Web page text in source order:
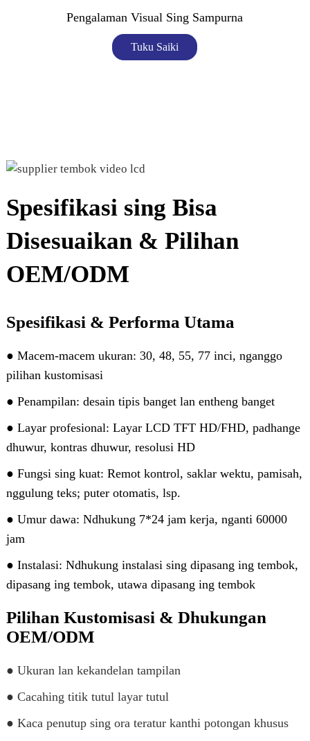
Pengalaman Visual Sing Sampurna
Tuku Saiki
Spesifikasi sing Bisa
Disesuaikan & Pilihan
OEM/ODM
Spesifikasi & Performa Utama
● Macem-macem ukuran: 30, 48, 55, 77 inci, nganggo
pilihan kustomisasi
● Penampilan: desain tipis banget lan entheng banget
● Layar profesional: Layar LCD TFT HD/FHD, padhange
dhuwur, kontras dhuwur, resolusi HD
● Fungsi sing kuat: Remot kontrol, saklar wektu, pamisah,
nggulung teks; puter otomatis, lsp.
● Umur dawa: Ndhukung 7*24 jam kerja, nganti 60000
jam
● Instalasi: Ndhukung instalasi sing dipasang ing tembok,
dipasang ing tembok, utawa dipasang ing tembok
Pilihan Kustomisasi & Dhukungan
OEM/ODM
● Ukuran lan kekandelan tampilan
● Cacahing titik tutul layar tutul
● Kaca penutup sing ora teratur kanthi potongan khusus